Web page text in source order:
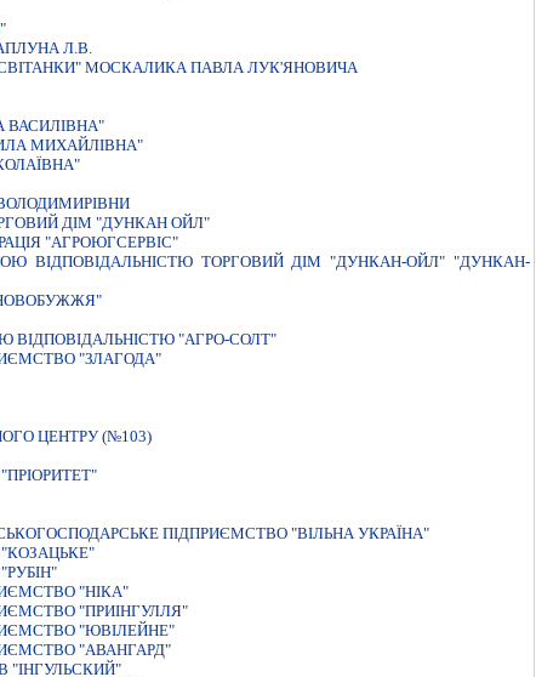
Л.В.
МОСКАЛИКА ПАВЛА ЛУК'ЯНОВИЧА
ВАСИЛIВНА"
МИХАЙЛIВНА"
ДIМ "ДУНКАН ОЙЛ"
"АГРОЮГСЕРВIС"
ВІДПОВІДАЛЬНІСТЮ ТОРГОВИЙ ДІМ "ДУНКАН-ОЙЛ" "ДУНКАН-
ВIДПОВIДАЛЬНIСТЮ "АГРО-СОЛТ"
"ЗЛАГОДА"
ЦЕНТРУ (№103)
ПІДПРИЄМСТВО "ВІЛЬНА УКРАЇНА"
"НIКА"
"ПРИIНГУЛЛЯ"
"ЮВIЛЕЙНЕ"
"АВАНГАРД"
"IНГУЛЬСКИЙ"